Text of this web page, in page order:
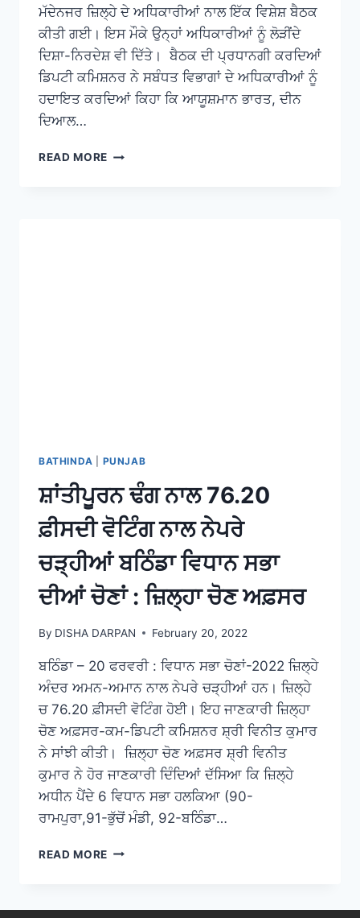
ਮੱਦੇਨਜਰ ਜ਼ਿਲ੍ਹੇ ਦੇ ਅਧਿਕਾਰੀਆਂ ਨਾਲ ਇੱਕ ਵਿਸ਼ੇਸ਼ ਬੈਠਕ
ਕੀਤੀ ਗਈ। ਇਸ ਮੌਕੇ ਉਨ੍ਹਾਂ ਅਧਿਕਾਰੀਆਂ ਨੂੰ ਲੋੜੀਂਦੇ
ਦਿਸ਼ਾ-ਨਿਰਦੇਸ਼ ਵੀ ਦਿੱਤੇ। ਬੈਠਕ ਦੀ ਪ੍ਰਧਾਨਗੀ ਕਰਦਿਆਂ
ਡਿਪਟੀ ਕਮਿਸ਼ਨਰ ਨੇ ਸਬੰਧਤ ਵਿਭਾਗਾਂ ਦੇ ਅਧਿਕਾਰੀਆਂ ਨੂੰ
ਹਦਾਇਤ ਕਰਦਿਆਂ ਕਿਹਾ ਕਿ ਆਯੂਸ਼ਮਾਨ ਭਾਰਤ, ਦੀਨ
ਦਿਆਲ…
READ MORE
BATHINDA PUNJAB
ਸ਼ਾਂਤੀਪੂਰਨ ਢੰਗ ਨਾਲ 76.20
ਫ਼ੀਸਦੀ ਵੋਟਿੰਗ ਨਾਲ ਨੇਪਰੇ
ਚੜ੍ਹੀਆਂ ਬਠਿੰਡਾ ਵਿਧਾਨ ਸਭਾ
ਦੀਆਂ ਚੋਣਾਂ : ਜ਼ਿਲ੍ਹਾ ਚੋਣ ਅਫ਼ਸਰ
By DISHA DARPAN February 20, 2022
ਬਠਿੰਡਾ – 20 ਫਰਵਰੀ : ਵਿਧਾਨ ਸਭਾ ਚੋਣਾਂ-2022 ਜ਼ਿਲ੍ਹੇ
ਅੰਦਰ ਅਮਨ-ਅਮਾਨ ਨਾਲ ਨੇਪਰੇ ਚੜ੍ਹੀਆਂ ਹਨ। ਜ਼ਿਲ੍ਹੇ
ਚ 76.20 ਫ਼ੀਸਦੀ ਵੋਟਿੰਗ ਹੋਈ। ਇਹ ਜਾਣਕਾਰੀ ਜ਼ਿਲ੍ਹਾ
ਚੋਣ ਅਫ਼ਸਰ-ਕਮ-ਡਿਪਟੀ ਕਮਿਸ਼ਨਰ ਸ਼੍ਰੀ ਵਿਨੀਤ ਕੁਮਾਰ
ਨੇ ਸਾਂਝੀ ਕੀਤੀ। ਜ਼ਿਲ੍ਹਾ ਚੋਣ ਅਫ਼ਸਰ ਸ਼੍ਰੀ ਵਿਨੀਤ
ਕੁਮਾਰ ਨੇ ਹੋਰ ਜਾਣਕਾਰੀ ਦਿੰਦਿਆਂ ਦੱਸਿਆ ਕਿ ਜ਼ਿਲ੍ਹੇ
ਅਧੀਨ ਪੈਂਦੇ 6 ਵਿਧਾਨ ਸਭਾ ਹਲਕਿਆ (90-
ਰਾਮਪੁਰਾ,91-ਭੁੱਚੋਂ ਮੰਡੀ, 92-ਬਠਿੰਡਾ…
READ MORE